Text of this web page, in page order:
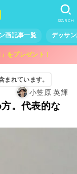
画記事一覧 デッサ
SEARCH
をプレゼント！
まれています。
小笠原 英輝
。代表的な